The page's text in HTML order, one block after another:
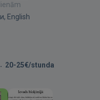
English
20-25€/stunda